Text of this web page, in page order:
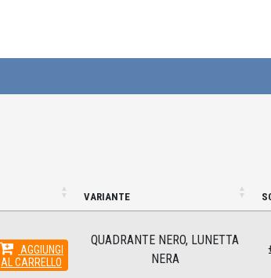
VARIANTE
AGGIUNGI
AL CARRELLO
QUADRANTE NERO, LUNETTA
NERA